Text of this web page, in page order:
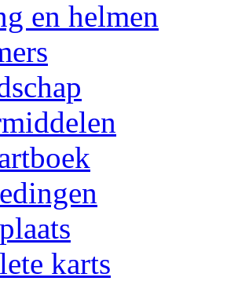
en helmen
karts